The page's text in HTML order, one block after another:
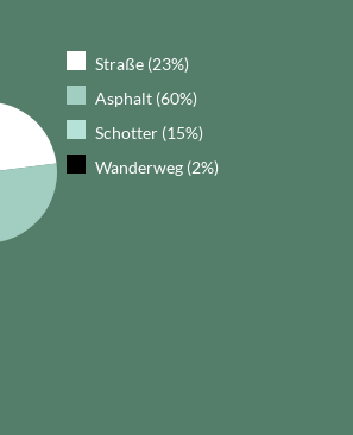
Straße (23%)
Asphalt (60%)
Schotter (15%)
Wanderweg (2%)